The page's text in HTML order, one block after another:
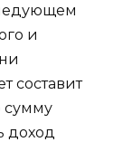
и
составит
сумму
доход